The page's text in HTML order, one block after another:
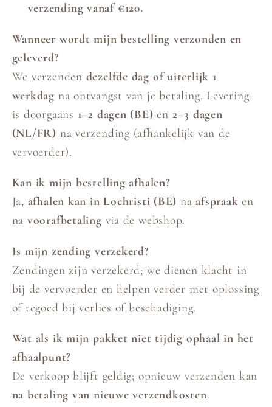
verzending vanaf €120.
Wanneer wordt mijn bestelling verzonden en
geleverd?
We verzenden dezelfde dag of uiterlijk 1
werkdag na ontvangst van je betaling. Levering
is doorgaans 1–2 dagen (BE) en 2–3 dagen
(NL/FR) na verzending (afhankelijk van de
vervoerder).
Kan ik mijn bestelling afhalen?
Ja, afhalen kan in Lochristi (BE) na afspraak en
na voorafbetaling via de webshop.
Is mijn zending verzekerd?
Zendingen zijn verzekerd; we dienen klacht in
bij de vervoerder en helpen verder met oplossing
of tegoed bij verlies of beschadiging.
Wat als ik mijn pakket niet tijdig ophaal in het
afhaalpunt?
De verkoop blijft geldig; opnieuw verzenden kan
na betaling van nieuwe verzendkosten.